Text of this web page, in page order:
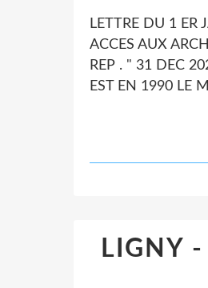
LETTRE DU 1 ER
ACCES AUX
REP . " 31 DEC
EST EN 1990 LE
LIGNY